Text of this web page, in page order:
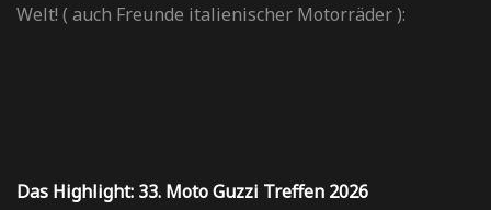
Welt! ( auch Freunde italienischer Motorräder ):
Das Highlight: 33. Moto Guzzi Treffen 2026